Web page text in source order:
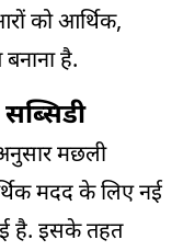
को आर्थिक,
है.
मछली
मदद के लिए नई
है. इसके तहत